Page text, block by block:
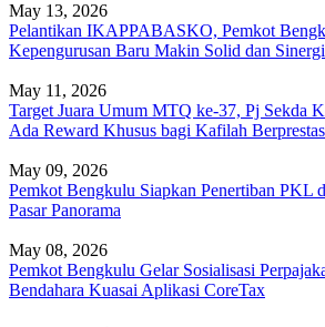
May 13, 2026
Pelantikan IKAPPABASKO, Pemkot
Kepengurusan Baru Makin Solid dan
May 11, 2026
Target Juara Umum MTQ ke-37, Pj Sekda
Ada Reward Khusus bagi Kafilah
May 09, 2026
Pemkot Bengkulu Siapkan Penertiban PKL
Pasar Panorama
May 08, 2026
Pemkot Bengkulu Gelar Sosialisasi
Bendahara Kuasai Aplikasi CoreTax